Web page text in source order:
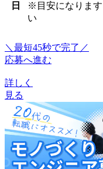
日
※目安になりま
い
＼最短45秒で完了／
応募へ進む
詳しく
見る